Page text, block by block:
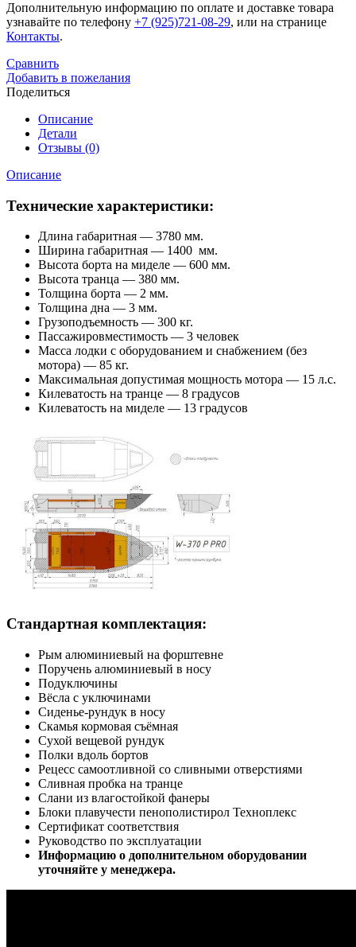
Дополнительную информацию по оплате и доставке товара
узнавайте по телефону +7 (925)721-08-29, или на странице
Контакты.
Сравнить
Добавить в пожелания
Поделиться
Описание
Детали
Отзывы (0)
Описание
Технические характеристики:
Длина габаритная — 3780 мм.
Ширина габаритная — 1400 мм.
Высота борта на миделе — 600 мм.
Высота транца — 380 мм.
Толщина борта — 2 мм.
Толщина дна — 3 мм.
Грузоподъемность — 300 кг.
Пассажировместимость — 3 человек
Масса лодки с оборудованием и снабжением (без
мотора) — 85 кг.
Максимальная допустимая мощность мотора — 15 л.с.
Килеватость на транце — 8 градусов
Килеватость на миделе — 13 градусов
Стандартная комплектация:
Рым алюминиевый на форштевне
Поручень алюминиевый в носу
Подуключины
Вёсла с уключинами
Сиденье-рундук в носу
Скамья кормовая съёмная
Сухой вещевой рундук
Полки вдоль бортов
Рецесс самоотливной со сливными отверстиями
Сливная пробка на транце
Слани из влагостойкой фанеры
Блоки плавучести пенополистирол Техноплекс
Сертификат соответствия
Руководство по эксплуатации
Информацию о дополнительном оборудовании
уточняйте у менеджера.